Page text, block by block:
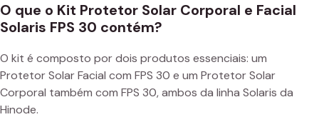
O que o Kit Protetor Solar Corporal e Facial
Solaris FPS 30 contém?
O kit é composto por dois produtos essenciais: um
Protetor Solar Facial com FPS 30 e um Protetor Solar
Corporal também com FPS 30, ambos da linha Solaris da
Hinode.